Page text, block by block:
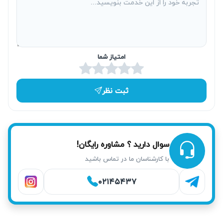
ممکن است ایجاد گردد، بنابراین اعزام فوری تکنسین‌های
آریابهکار در کیانشهر طبق زمان‌بندی و درخواست شما انجام
امتیاز شما
ثبت نظر
سوال دارید ؟ مشاوره رایگان!
با کارشناسان ما در تماس باشید
۰۲۱۴۵۴۳۷